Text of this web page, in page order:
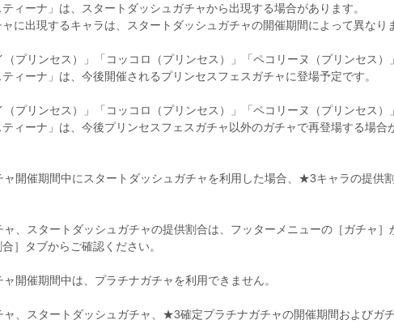
ィーナ」は、スタートダッシュガチャから出現する場合があります。
に出現するキャラは、スタートダッシュガチャの開催期間によって異なり
プリンセス）」「コッコロ（プリンセス）」「ペコリーヌ（プリンセス）
ィーナ」は、今後開催されるプリンセスフェスガチャに登場予定です。
プリンセス）」「コッコロ（プリンセス）」「ペコリーヌ（プリンセス）
ィーナ」は、今後プリンセスフェスガチャ以外のガチャで再登場する場合
ャ開催期間中にスタートダッシュガチャを利用した場合、★3キャラの提供
、スタートダッシュガチャの提供割合は、フッターメニューの［ガチャ］
］タブからご確認ください。
開催期間中は、プラチナガチャを利用できません。
、スタートダッシュガチャ、★3確定プラチナガチャの開催期間およびガ